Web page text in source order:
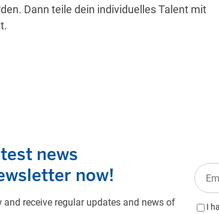
Dann teile dein individuelles Talent mit